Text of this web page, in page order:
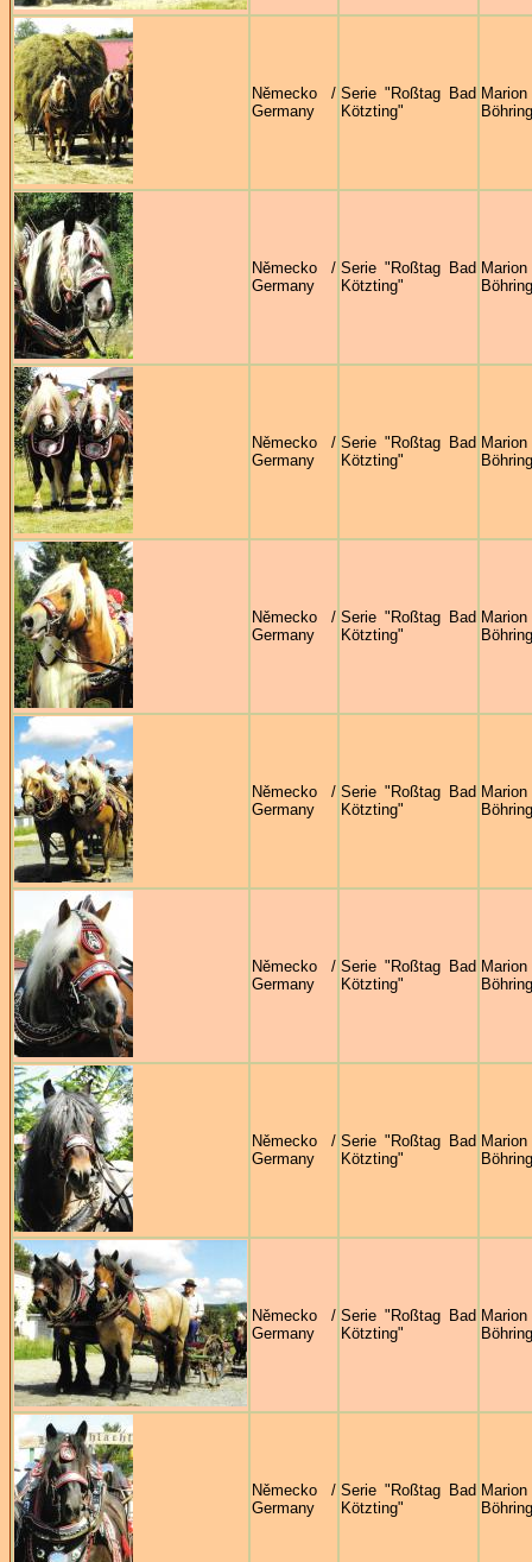
Německo /
Germany
Serie "Roßtag Bad
Kötzting"
Marion
Německo /
Germany
Serie "Roßtag Bad
Kötzting"
Marion
Německo /
Germany
Serie "Roßtag Bad
Kötzting"
Marion
Německo /
Germany
Serie "Roßtag Bad
Kötzting"
Marion
Německo /
Germany
Serie "Roßtag Bad
Kötzting"
Marion
Německo /
Germany
Serie "Roßtag Bad
Kötzting"
Marion
Německo /
Germany
Serie "Roßtag Bad
Kötzting"
Marion
Německo /
Germany
Serie "Roßtag Bad
Kötzting"
Marion
Německo /
Germany
Serie "Roßtag Bad
Kötzting"
Marion